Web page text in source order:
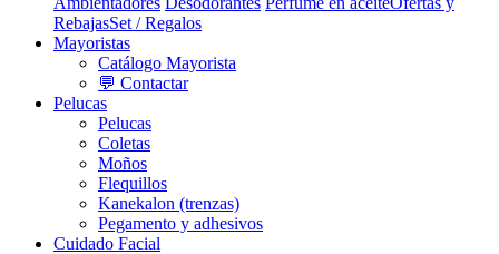
RebajasSet / Regalos
Mayoristas
Catálogo Mayorista
💬 Contactar
Pelucas
Pelucas
Coletas
Moños
Flequillos
Kanekalon (trenzas)
Pegamento y adhesivos
Cuidado Facial